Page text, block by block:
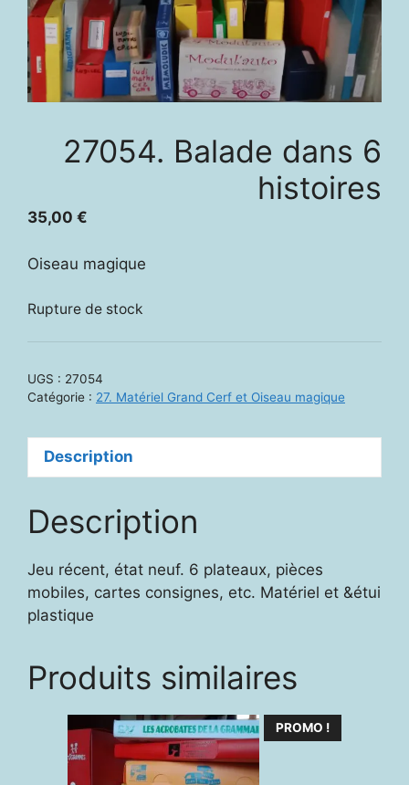
27054. Balade dans 6
histoires
35,00 €
Oiseau magique
Rupture de stock
UGS : 27054
Catégorie : 27. Matériel Grand Cerf et Oiseau magique
Description
Description
Jeu récent, état neuf. 6 plateaux, pièces
mobiles, cartes consignes, etc. Matériel et &étui
plastique
Produits similaires
PROMO !